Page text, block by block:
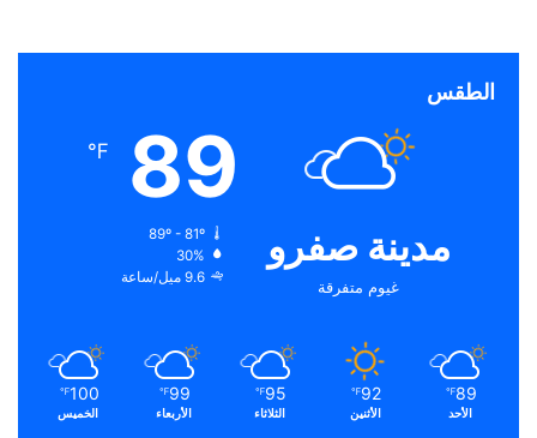
الطقس
مدينة صفرو
غيوم متفرقة
89
℉
89º - 81º
30%
9.6 ميل/ساعة
89
℉
الأحد
92
℉
الأثنين
95
℉
الثلاثاء
99
℉
الأربعاء
100
℉
الخميس